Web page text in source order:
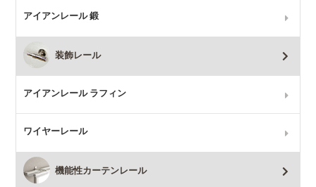
アイアンレール 鍛
装飾レール
アイアンレール ラフィン
ワイヤーレール
機能性カーテンレール